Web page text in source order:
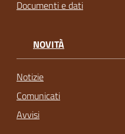
Documenti e dati
NOVITÀ
Notizie
Comunicati
Avvisi